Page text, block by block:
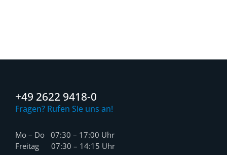
+49 2622 9418-0
Fragen? Rufen Sie uns an!
Mo – Do 07:30 – 17:00 Uhr
Freitag 07:30 – 14:15 Uhr